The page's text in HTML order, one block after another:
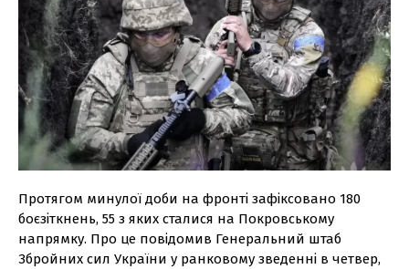
Протягом минулої доби на фронті зафіксовано 180
боєзіткнень, 55 з яких сталися на Покровському
напрямку. Про це повідомив Генеральний штаб
Збройних сил України у ранковому зведенні в четвер,